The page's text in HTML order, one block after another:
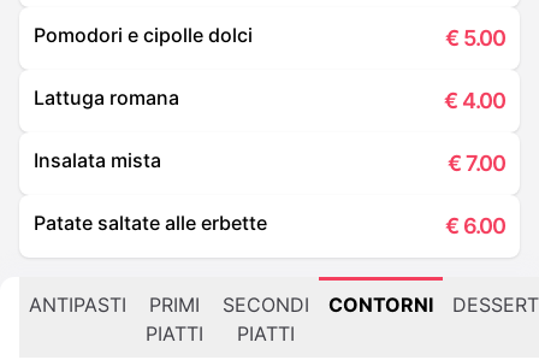
Pomodori e cipolle dolci € 5.00
Lattuga romana € 4.00
Insalata mista €7.00
Patate saltate alle erbette € 6.00
ANTIPASTI
PRIMI
PIATTI
SECONDI
PIATTI
CONTORNI DESSERT